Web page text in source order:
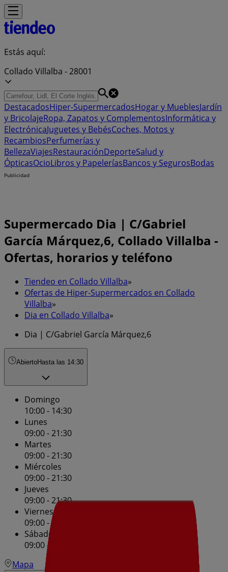
Estás aquí:
Collado Villalba - 28001
DestacadosHiper-SupermercadosHogar y MueblesJardín
y BricolajeRopa, Zapatos y ComplementosInformática y
ElectrónicaJuguetes y BebésCoches, Motos y
RecambiosPerfumerías y
BellezaViajesRestauraciónDeporteSalud y
ÓpticasOcioLibros y PapeleríasBancos y SegurosBodas
Publicidad
Supermercado Dia | C/Gabriel
García Márquez,6, Collado Villalba -
Ofertas, horarios y teléfono
Tiendeo en Collado Villalba»
Ofertas de Hiper-Supermercados en Collado
Villalba»
Dia en Collado Villalba»
Dia | C/Gabriel García Márquez,6
AbiertoHasta las 14:30
Domingo
10:00 - 14:30
Lunes
09:00 - 21:30
Martes
09:00 - 21:30
Miércoles
09:00 - 21:30
Jueves
09:00 - 21:30
Viernes
09:00 - 21:30
Sábado
09:00 - 21:30
Mapa